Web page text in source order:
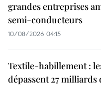
grandes entreprises
semi-conducteurs
10/08/2026 04:15
Textile-habillement :
dépassent 27 milliards